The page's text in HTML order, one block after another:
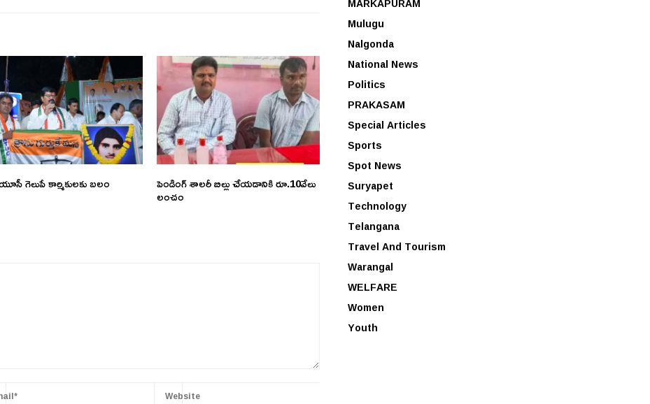
గెలుపే కార్మికులకు బలం పెండింగ్ శాలరీ బిల్లు చేయడానికి రూ.10వేలు
లంచం
Mulugu
Nalgonda
National News
Politics
PRAKASAM
Special Articles
Sports
Spot News
Suryapet
Technology
Telangana
Travel And Tourism
Warangal
WELFARE
Women
Youth